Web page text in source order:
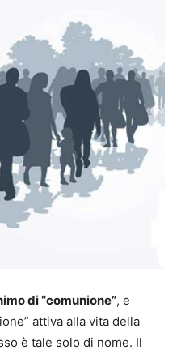
di “comunione”, e
attiva alla vita della
è tale solo di nome. Il